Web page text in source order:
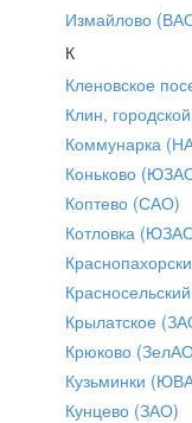
Измайлово
К
Кленовское
Клин,
Коммунарка
Коньково
Коптево (САО)
Котловка
Крылатское
Крюково
Кузьминки
Кунцево (ЗАО)